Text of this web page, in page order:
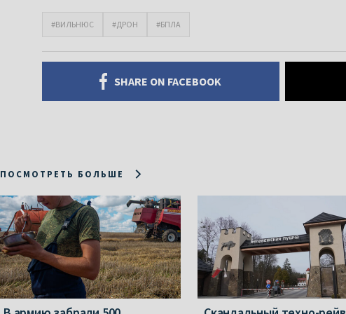
#ВИЛЬНЮС #ДРОН #БПЛА
SHARE ON FACEBOOK
ПОСМОТРЕТЬ БОЛЬШЕ